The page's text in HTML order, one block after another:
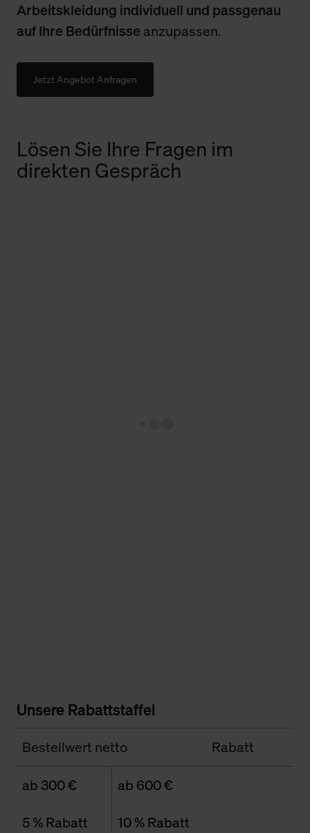
Arbeitskleidung individuell und passgenau
auf Ihre Bedürfnisse anzupassen.
Jetzt Angebot Anfragen
Lösen Sie Ihre Fragen im
direkten Gespräch
Unsere Rabattstaffel
Bestellwert netto Rabatt
ab 300 €
5 % Rabatt
ab 600 €
10 % Rabatt